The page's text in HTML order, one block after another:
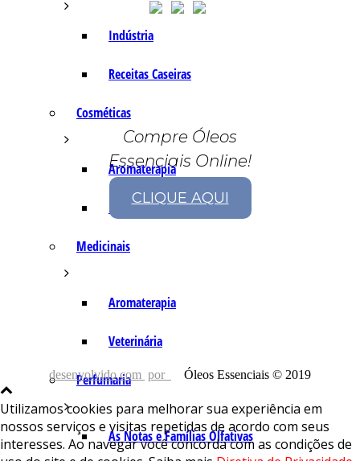
Indústria
Receitas Caseiras
Cosméticas
Aromaterapia
Fórmulas Caseiras
Medicinais
Aromaterapia
Veterinária
Perfumaria
As Notas e Famílias Olfativas
Compre Óleos
Essenciais Online!
CLIQUE AQUI
desenvolvido com por Óleos Essenciais © 2019
Utilizamos cookies para melhorar sua experiência em
nossos serviços e visitas repetidas de acordo com seus
interesses. Ao navegar você concorda com as condições de